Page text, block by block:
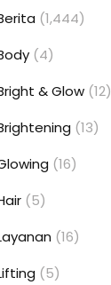
(1,444)
(4)
& Glow (12)
(13)
(16)
(5)
(16)
(5)